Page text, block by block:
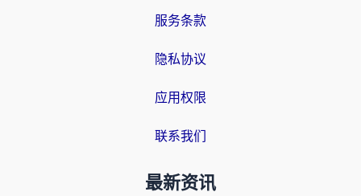
服务条款
隐私协议
应用权限
联系我们
最新资讯